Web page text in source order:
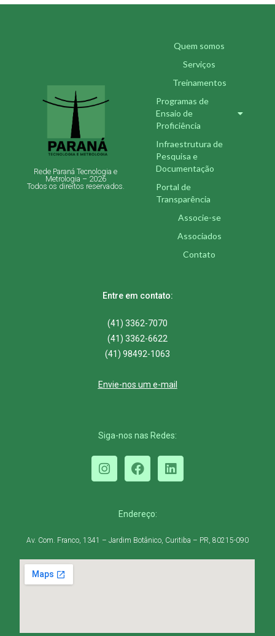
Rede Paraná Tecnologia e
Metrologia – 2026
Todos os direitos reservados.
Quem somos
Serviços
Treinamentos
Programas de
Ensaio de
Proficiência
Infraestrutura de
Pesquisa e
Documentação
Portal de
Transparência
Associe-se
Associados
Contato
Entre em contato:
(41) 3362-7070
(41) 3362-6622
(41) 98492-1063
Envie-nos um e-mail
Siga-nos nas Redes:
Endereço:
Av. Com. Franco, 1341 – Jardim Botânico, Curitiba – PR, 80215-090